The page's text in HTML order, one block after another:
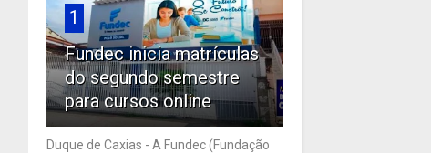
1
Fundec inicia matrículas
do segundo semestre
para cursos online
Duque de Caxias - A Fundec (Fundação